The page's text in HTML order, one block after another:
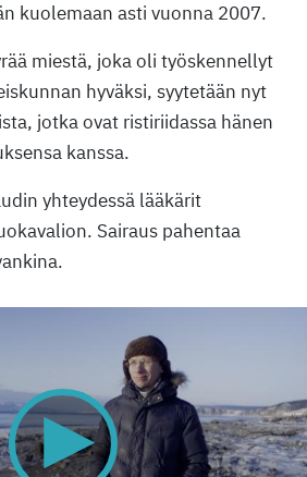
kuolemaan asti vuonna 2007.
miestä, joka oli työskennellyt
hyväksi, syytetään nyt
jotka ovat ristiriidassa hänen
kanssa.
yhteydessä lääkärit
Sairaus pahentaa